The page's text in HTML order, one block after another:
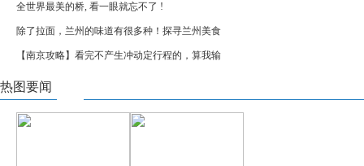
全世界最美的桥, 看一眼就忘不了 !
除了拉面，兰州的味道有很多种！探寻兰州美食
【南京攻略】看完不产生冲动定行程的，算我输
热图要闻